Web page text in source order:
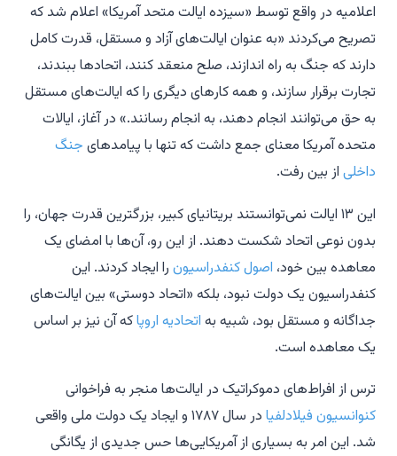
اعلامیه در واقع توسط «سیزده ایالت متحد آمریکا» اعلام شد که
تصریح می‌کردند «به عنوان ایالت‌های آزاد و مستقل، قدرت کامل
دارند که جنگ به راه اندازند، صلح منعقد کنند، اتحادها ببندند،
تجارت برقرار سازند، و همه کارهای دیگری را که ایالت‌های مستقل
به حق می‌توانند انجام دهند، به انجام رسانند.» در آغاز، ایالات
متحده آمریکا معنای جمع داشت که تنها با پیامدهای جنگ
داخلی از بین رفت.
این ۱۳ ایالت نمی‌توانستند بریتانیای کبیر، بزرگترین قدرت جهان، را
بدون نوعی اتحاد شکست دهند. از این رو، آن‌ها با امضای یک
معاهده بین خود، اصول کنفدراسیون را ایجاد کردند. این
کنفدراسیون یک دولت نبود، بلکه «اتحاد دوستی» بین ایالت‌های
جداگانه و مستقل بود، شبیه به اتحادیه اروپاکه آن نیز بر اساس
یک معاهده است.
ترس از افراط‌های دموکراتیک در ایالت‌ها منجر به فراخوانی
کنوانسیون فیلادلفیا
در سال ۱۷۸۷ و ایجاد یک دولت ملی واقعی
شد. این امر به بسیاری از آمریکایی‌ها حس جدیدی از یگانگی